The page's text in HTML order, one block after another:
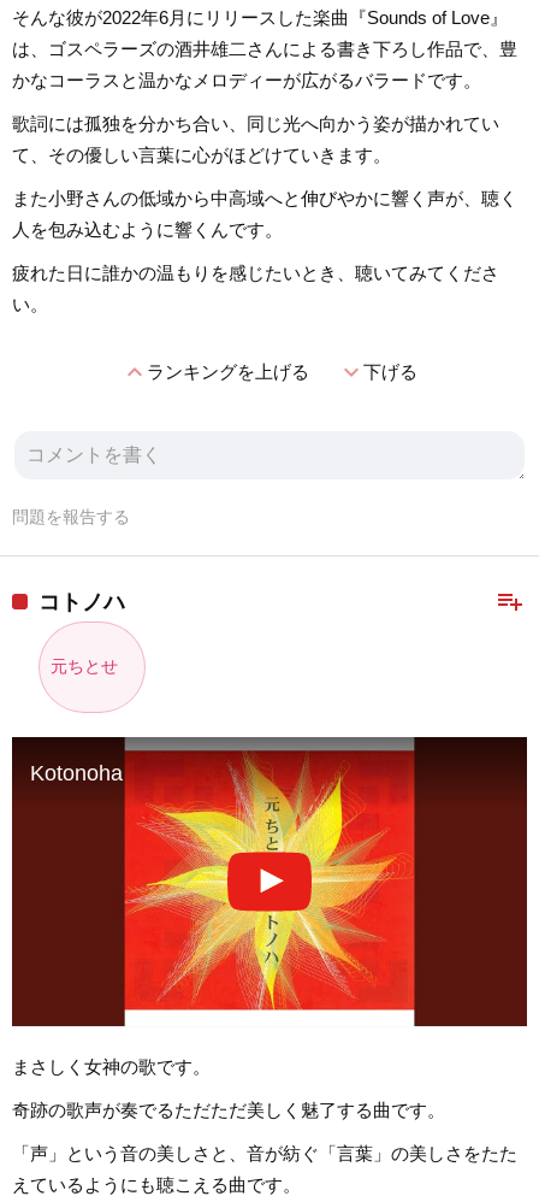
そんな彼が2022年6月にリリースした楽曲『Sounds of Love』
は、ゴスペラーズの酒井雄二さんによる書き下ろし作品で、豊
かなコーラスと温かなメロディーが広がるバラードです。
歌詞には孤独を分かち合い、同じ光へ向かう姿が描かれてい
て、その優しい言葉に心がほどけていきます。
また小野さんの低域から中高域へと伸びやかに響く声が、聴く
人を包み込むように響くんです。
疲れた日に誰かの温もりを感じたいとき、聴いてみてくださ
い。
expand_lessランキングを上げる expand_more下げる
問題を報告する
playlist_add
コトノハ
元ちとせ
Kotonoha
まさしく女神の歌です。
奇跡の歌声が奏でるただただ美しく魅了する曲です。
「声」という音の美しさと、音が紡ぐ「言葉」の美しさをたた
えているようにも聴こえる曲です。